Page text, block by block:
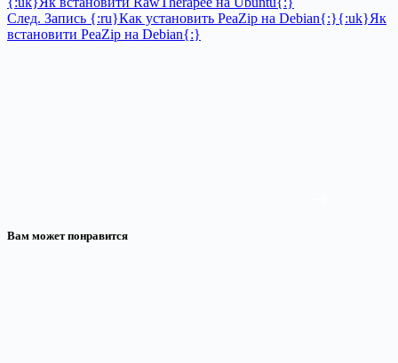
След. Запись {:ru}Как установить PeaZip на Debian{:}{:uk}Як
встановити PeaZip на Debian{:}
Вам может понравится